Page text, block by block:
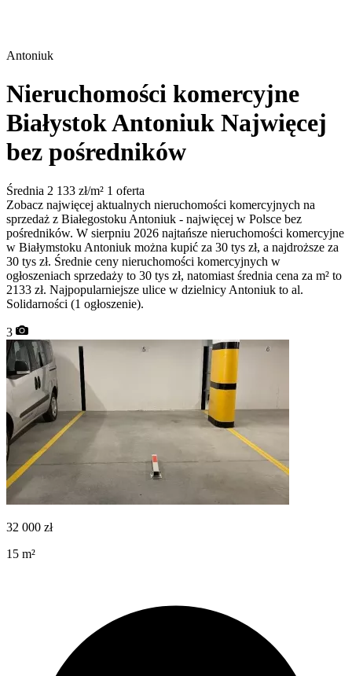
Antoniuk
Nieruchomości komercyjne
Białystok Antoniuk Najwięcej
bez pośredników
Średnia 2 133 zł/m² 1 oferta
Zobacz najwięcej aktualnych nieruchomości komercyjnych na
sprzedaż z Białegostoku Antoniuk - najwięcej w Polsce bez
pośredników. W sierpniu 2026 najtańsze nieruchomości komercyjne
w Białymstoku Antoniuk można kupić za 30 tys zł, a najdroższe za
30 tys zł. Średnie ceny nieruchomości komercyjnych w
ogłoszeniach sprzedaży to 30 tys zł, natomiast średnia cena za m² to
2133 zł. Najpopularniejsze ulice w dzielnicy Antoniuk to al.
Solidarności (1 ogłoszenie).
3
32 000 zł
15 m²